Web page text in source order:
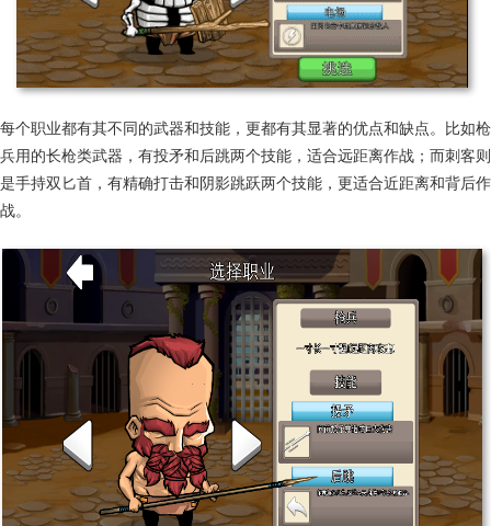
每个职业都有其不同的武器和技能，更都有其显著的优点和缺点。比如枪
兵用的长枪类武器，有投矛和后跳两个技能，适合远距离作战；而刺客则
是手持双匕首，有精确打击和阴影跳跃两个技能，更适合近距离和背后作
战。